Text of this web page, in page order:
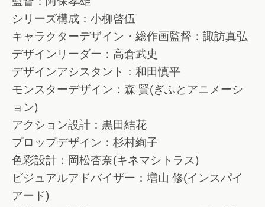
シリーズ構成：小柳啓伍
キャラクターデザイン・総作画監督：諏訪真弘
デザインリーダー：高倉武史
デザインアシスタント：和田慎平
モンスターデザイン：森 賢(ぎふとアニメーシ
ョン)
アクション設計：黒田結花
プロップデザイン：杉村絢子
色彩設計：岡松杏奈(キネマシトラス)
ビジュアルアドバイザー：増山 修(インスパイ
アード)